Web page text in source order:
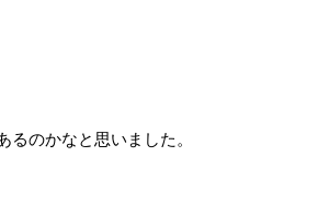
るのかなと思いました。